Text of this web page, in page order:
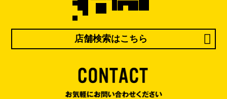
店舗検索はこちら